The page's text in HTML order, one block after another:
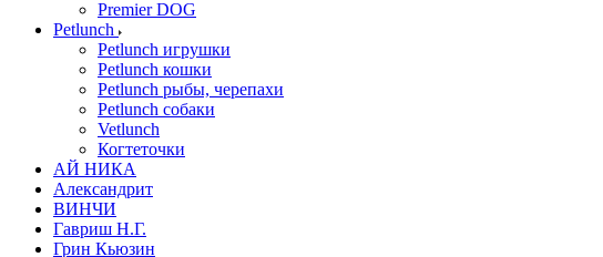
Premier DOG
Petlunch
Petlunch игрушки
Petlunch кошки
Petlunch рыбы, черепахи
Petlunch собаки
Vetlunch
Когтеточки
АЙ НИКА
Александрит
ВИНЧИ
Гавриш Н.Г.
Грин Кьюзин